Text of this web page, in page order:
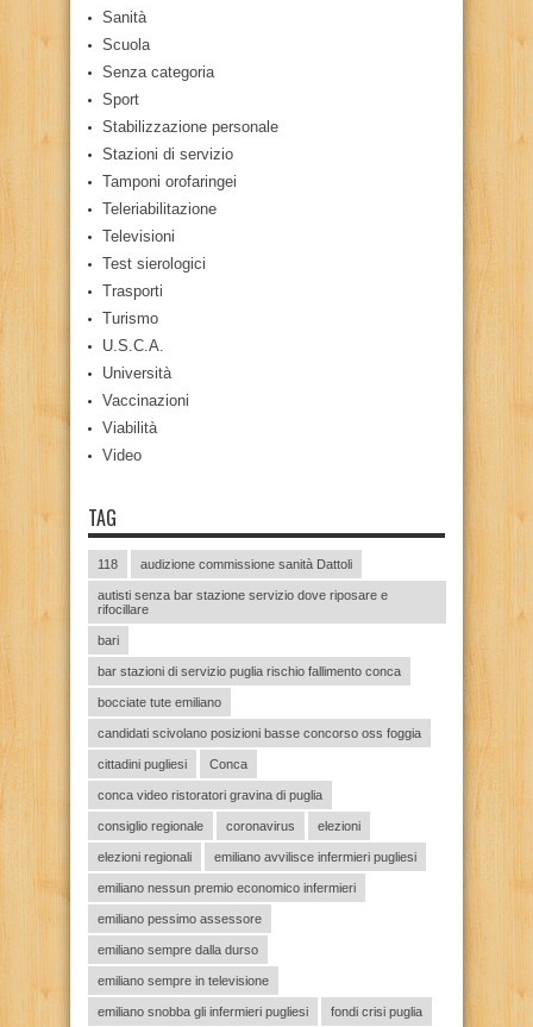
Sanità
Scuola
Senza categoria
Sport
Stabilizzazione personale
Stazioni di servizio
Tamponi orofaringei
Teleriabilitazione
Televisioni
Test sierologici
Trasporti
Turismo
U.S.C.A.
Università
Vaccinazioni
Viabilità
Video
TAG
118 audizione commissione sanità Dattoli
autisti senza bar stazione servizio dove riposare e
rifocillare
bari
bar stazioni di servizio puglia rischio fallimento conca
bocciate tute emiliano
candidati scivolano posizioni basse concorso oss foggia
cittadini pugliesi Conca
conca video ristoratori gravina di puglia
consiglio regionale coronavirus elezioni
elezioni regionali emiliano avvilisce infermieri pugliesi
emiliano nessun premio economico infermieri
emiliano pessimo assessore
emiliano sempre dalla durso
emiliano sempre in televisione
emiliano snobba gli infermieri pugliesi fondi crisi puglia